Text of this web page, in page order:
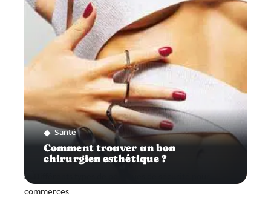
Santé
Comment trouver un bon
chirurgien esthétique ?